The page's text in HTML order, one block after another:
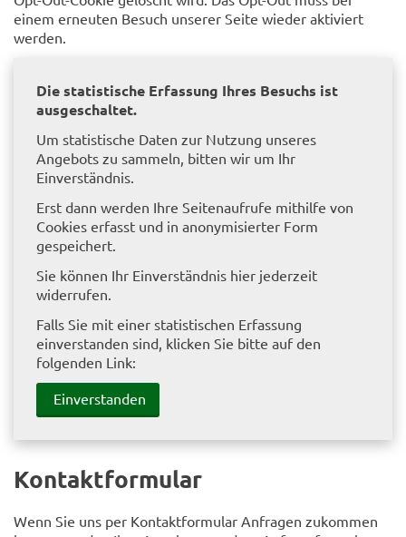
einem erneuten Besuch unserer Seite wieder aktiviert
werden.
Die statistische Erfassung Ihres Besuchs ist
ausgeschaltet.
Um statistische Daten zur Nutzung unseres
Angebots zu sammeln, bitten wir um Ihr
Einverständnis.
Erst dann werden Ihre Seitenaufrufe mithilfe von
Cookies erfasst und in anonymisierter Form
gespeichert.
Sie können Ihr Einverständnis hier jederzeit
widerrufen.
Falls Sie mit einer statistischen Erfassung
einverstanden sind, klicken Sie bitte auf den
folgenden Link:
Einverstanden
Kontaktformular
Wenn Sie uns per Kontaktformular Anfragen zukommen